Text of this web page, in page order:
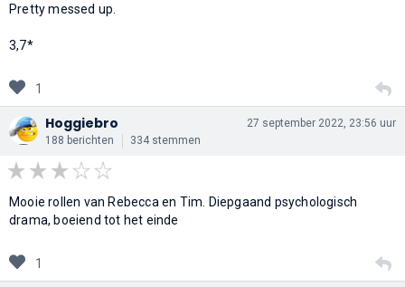
Pretty messed up.
3,7*
1
Hoggiebro
188 berichten 334 stemmen
27 september 2022, 23:56 uur
Mooie rollen van Rebecca en Tim. Diepgaand psychologisch
drama, boeiend tot het einde
1